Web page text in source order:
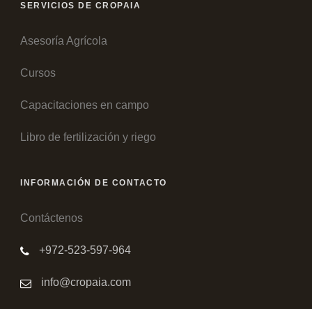
SERVICIOS DE CROPAIA
Asesoría Agrícola
Cursos
Capacitaciones en campo
Libro de fertilización y riego
INFORMACIÓN DE CONTACTO
Contáctenos
+972-523-597-964
info@cropaia.com